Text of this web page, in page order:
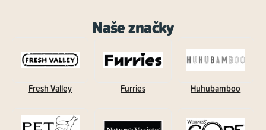
Naše značky
Fresh Valley Furries Huhubamboo